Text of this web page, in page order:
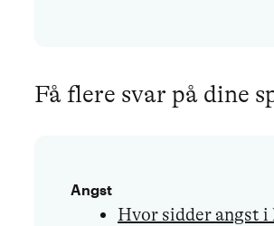
Få flere svar på dine
Angst
Hvor sidder angst i